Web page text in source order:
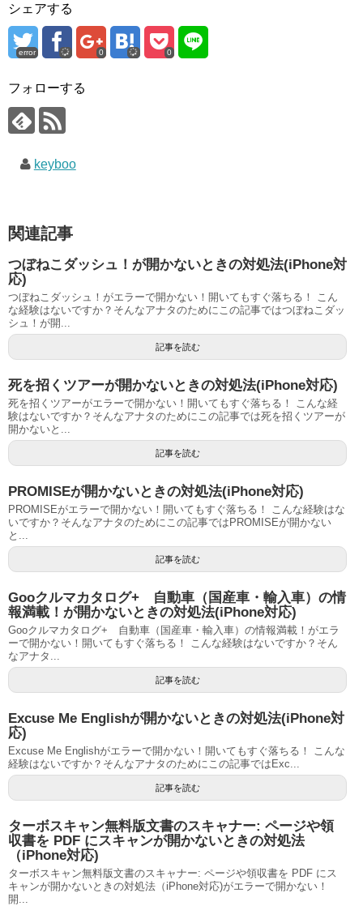
シェアする
error 0 0
フォローする
keyboo
関連記事
つぼねこダッシュ！が開かないときの対処法(iPhone対
応)
つぼねこダッシュ！がエラーで開かない！開いてもすぐ落ちる！ こん
な経験はないですか？そんなアナタのためにこの記事ではつぼねこダッ
シュ！が開...
記事を読む
死を招くツアーが開かないときの対処法(iPhone対応)
死を招くツアーがエラーで開かない！開いてもすぐ落ちる！ こんな経
験はないですか？そんなアナタのためにこの記事では死を招くツアーが
開かないと...
記事を読む
PROMISEが開かないときの対処法(iPhone対応)
PROMISEがエラーで開かない！開いてもすぐ落ちる！ こんな経験はな
いですか？そんなアナタのためにこの記事ではPROMISEが開かない
と...
記事を読む
Gooクルマカタログ+ 自動車（国産車・輸入車）の情
報満載！が開かないときの対処法(iPhone対応)
Gooクルマカタログ+ 自動車（国産車・輸入車）の情報満載！がエラ
ーで開かない！開いてもすぐ落ちる！ こんな経験はないですか？そん
なアナタ...
記事を読む
Excuse Me Englishが開かないときの対処法(iPhone対
応)
Excuse Me Englishがエラーで開かない！開いてもすぐ落ちる！ こんな
経験はないですか？そんなアナタのためにこの記事ではExc...
記事を読む
ターボスキャン無料版文書のスキャナー: ページや領
収書を PDF にスキャンが開かないときの対処法
（iPhone対応)
ターボスキャン無料版文書のスキャナー: ページや領収書を PDF にス
キャンが開かないときの対処法（iPhone対応)がエラーで開かない！
開...